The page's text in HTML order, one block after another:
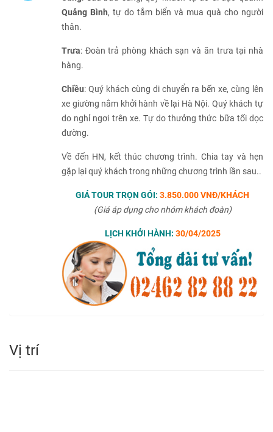
Quảng Bình, tự do tắm biển và mua quà cho người
thân.
Trưa: Đoàn trả phòng khách sạn và ăn trưa tại nhà
hàng.
Chiều: Quý khách cùng di chuyển ra bến xe, cùng lên
xe giường nằm khởi hành về lại Hà Nội. Quý khách tự
do nghỉ ngơi trên xe. Tự do thưởng thức bữa tối dọc
đường.
Về đến HN, kết thúc chương trình. Chia tay và hẹn
gặp lại quý khách trong những chương trình lần sau..
GIÁ TOUR TRỌN GÓI: 3.850.000 VNĐ/KHÁCH
(Giá áp dụng cho nhóm khách đoàn)
LỊCH KHỞI HÀNH: 30/04/2025
Vị trí